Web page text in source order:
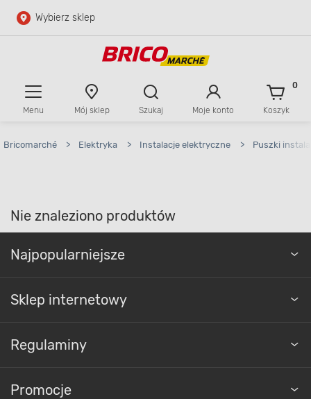
Przejdź do głównej zawartości
Wybierz sklep
Menu Mój sklep Szukaj Moje konto Koszyk
0
Bricomarché > Elektryka > Instalacje elektryczne > Puszki
Nie znaleziono produktów
Najpopularniejsze
Sklep internetowy
Regulaminy
Promocje